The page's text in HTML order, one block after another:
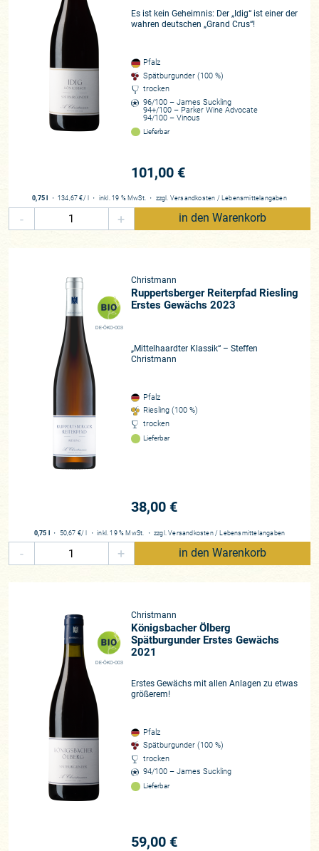
Es ist kein Geheimnis: Der „Idig“ ist einer der
wahren deutschen „Grand Crus“!
Pfalz
Spätburgunder (100 %)
trocken
96/100 – James Suckling
94+/100 – Parker Wine Advocate
94/100 – Vinous
Lieferbar
101,00 €
0,75 l ・ 134,67 €/ l ・ inkl. 19 % MwSt. ・ zzgl. Versandkosten / Lebensmittelangaben
- + in den Warenkorb
DE-ÖKO-003
Christmann
Ruppertsberger Reiterpfad Riesling
Erstes Gewächs 2023
„Mittelhaardter Klassik“ – Steffen
Christmann
Pfalz
Riesling (100 %)
trocken
Lieferbar
38,00 €
0,75 l ・ 50,67 €/ l ・inkl. 19 % MwSt. ・ zzgl.Versandkosten / Lebensmittelangaben
- + in den Warenkorb
DE-ÖKO-003
Christmann
Königsbacher Ölberg
Spätburgunder Erstes Gewächs
2021
Erstes Gewächs mit allen Anlagen zu etwas
größerem!
Pfalz
Spätburgunder (100 %)
trocken
94/100 – James Suckling
Lieferbar
59,00 €